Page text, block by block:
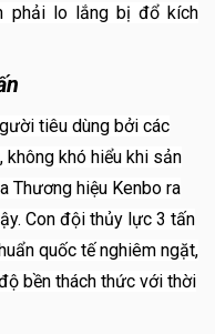
phải lo lắng bị đổ kích
tiêu dùng bởi các
khó hiểu khi sản
Thương hiệu Kenbo ra
Con đội thủy lực 3 tấn
quốc tế nghiêm ngặt,
bền thách thức với thời